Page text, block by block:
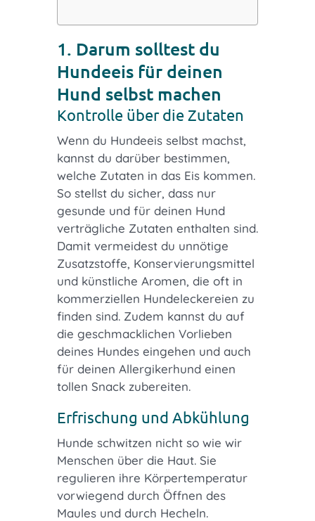
1. Darum solltest du
Hundeeis für deinen
Hund selbst machen
Kontrolle über die Zutaten
Wenn du Hundeeis selbst machst,
kannst du darüber bestimmen,
welche Zutaten in das Eis kommen.
So stellst du sicher, dass nur
gesunde und für deinen Hund
verträgliche Zutaten enthalten sind.
Damit vermeidest du unnötige
Zusatzstoffe, Konservierungsmittel
und künstliche Aromen, die oft in
kommerziellen Hundeleckereien zu
finden sind. Zudem kannst du auf
die geschmacklichen Vorlieben
deines Hundes eingehen und auch
für deinen Allergikerhund einen
tollen Snack zubereiten.
Erfrischung und Abkühlung
Hunde schwitzen nicht so wie wir
Menschen über die Haut. Sie
regulieren ihre Körpertemperatur
vorwiegend durch Öffnen des
Maules und durch Hecheln.